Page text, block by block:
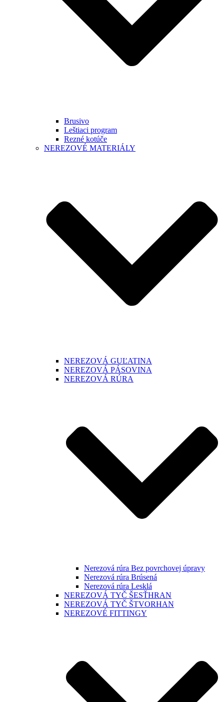
Brusivo
Leštiaci program
Rezné kotúče
NEREZOVÉ MATERIÁLY
NEREZOVÁ GUĽATINA
NEREZOVÁ PÁSOVINA
NEREZOVÁ RÚRA
Nerezová rúra Bez povrchovej úpravy
Nerezová rúra Brúsená
Nerezová rúra Lesklá
NEREZOVÁ TYČ ŠESŤHRAN
NEREZOVÁ TYČ ŠTVORHAN
NEREZOVÉ FITTINGY